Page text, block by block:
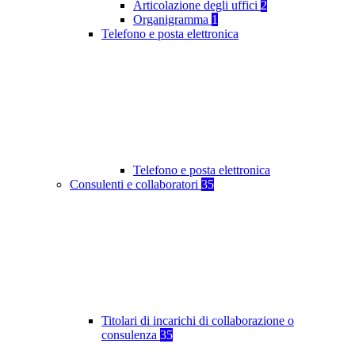
Articolazione degli uffici 2
Organigramma 1
Telefono e posta elettronica
Telefono e posta elettronica
Consulenti e collaboratori 35
Titolari di incarichi di collaborazione o
consulenza 35